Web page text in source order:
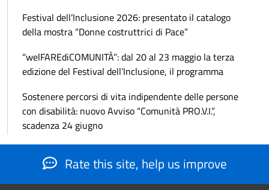
Festival dell’Inclusione 2026: presentato il catalogo
della mostra “Donne costruttrici di Pace”
“welFAREdiCOMUNITÀ”: dal 20 al 23 maggio la terza
edizione del Festival dell’Inclusione, il programma
Sostenere percorsi di vita indipendente delle persone
con disabilità: nuovo Avviso “Comunità PRO.V.I.”,
scadenza 24 giugno
Rate this site, help us improve